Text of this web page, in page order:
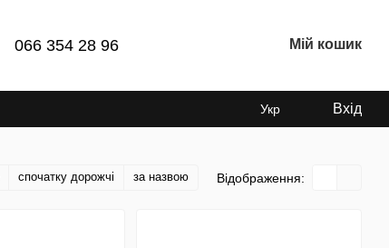
066 354 28 96 Мій кошик
Укр Вхід
спочатку дорожчі за назвою Відображення: